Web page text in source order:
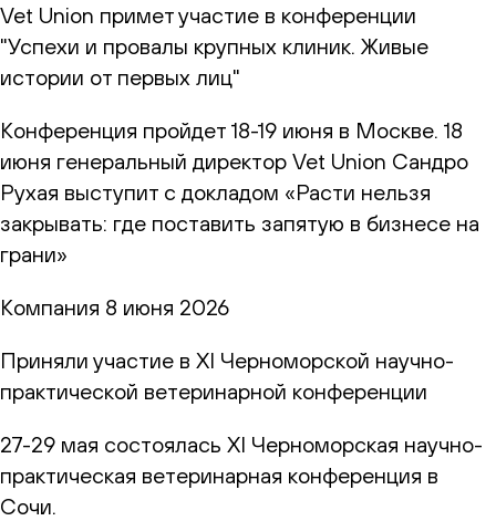
Vet Union примет участие в конференции
"Успехи и провалы крупных клиник. Живые
истории от первых лиц"
Конференция пройдет 18-19 июня в Москве. 18
июня генеральный директор Vet Union Сандро
Рухая выступит с докладом «Расти нельзя
закрывать: где поставить запятую в бизнесе на
грани»
Компания 8 июня 2026
Приняли участие в XI Черноморской научно-
практической ветеринарной конференции
27-29 мая состоялась XI Черноморская научно-
практическая ветеринарная конференция в
Сочи.